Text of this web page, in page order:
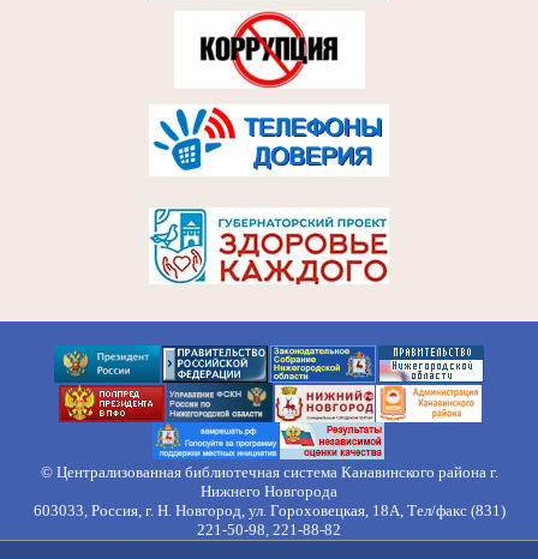
© Централизованная библиотечная система Канавинского района г.
Нижнего Новгорода
603033, Россия, г. Н. Новгород, ул. Гороховецкая, 18А, Тел/факс (831)
221-50-98, 221-88-82